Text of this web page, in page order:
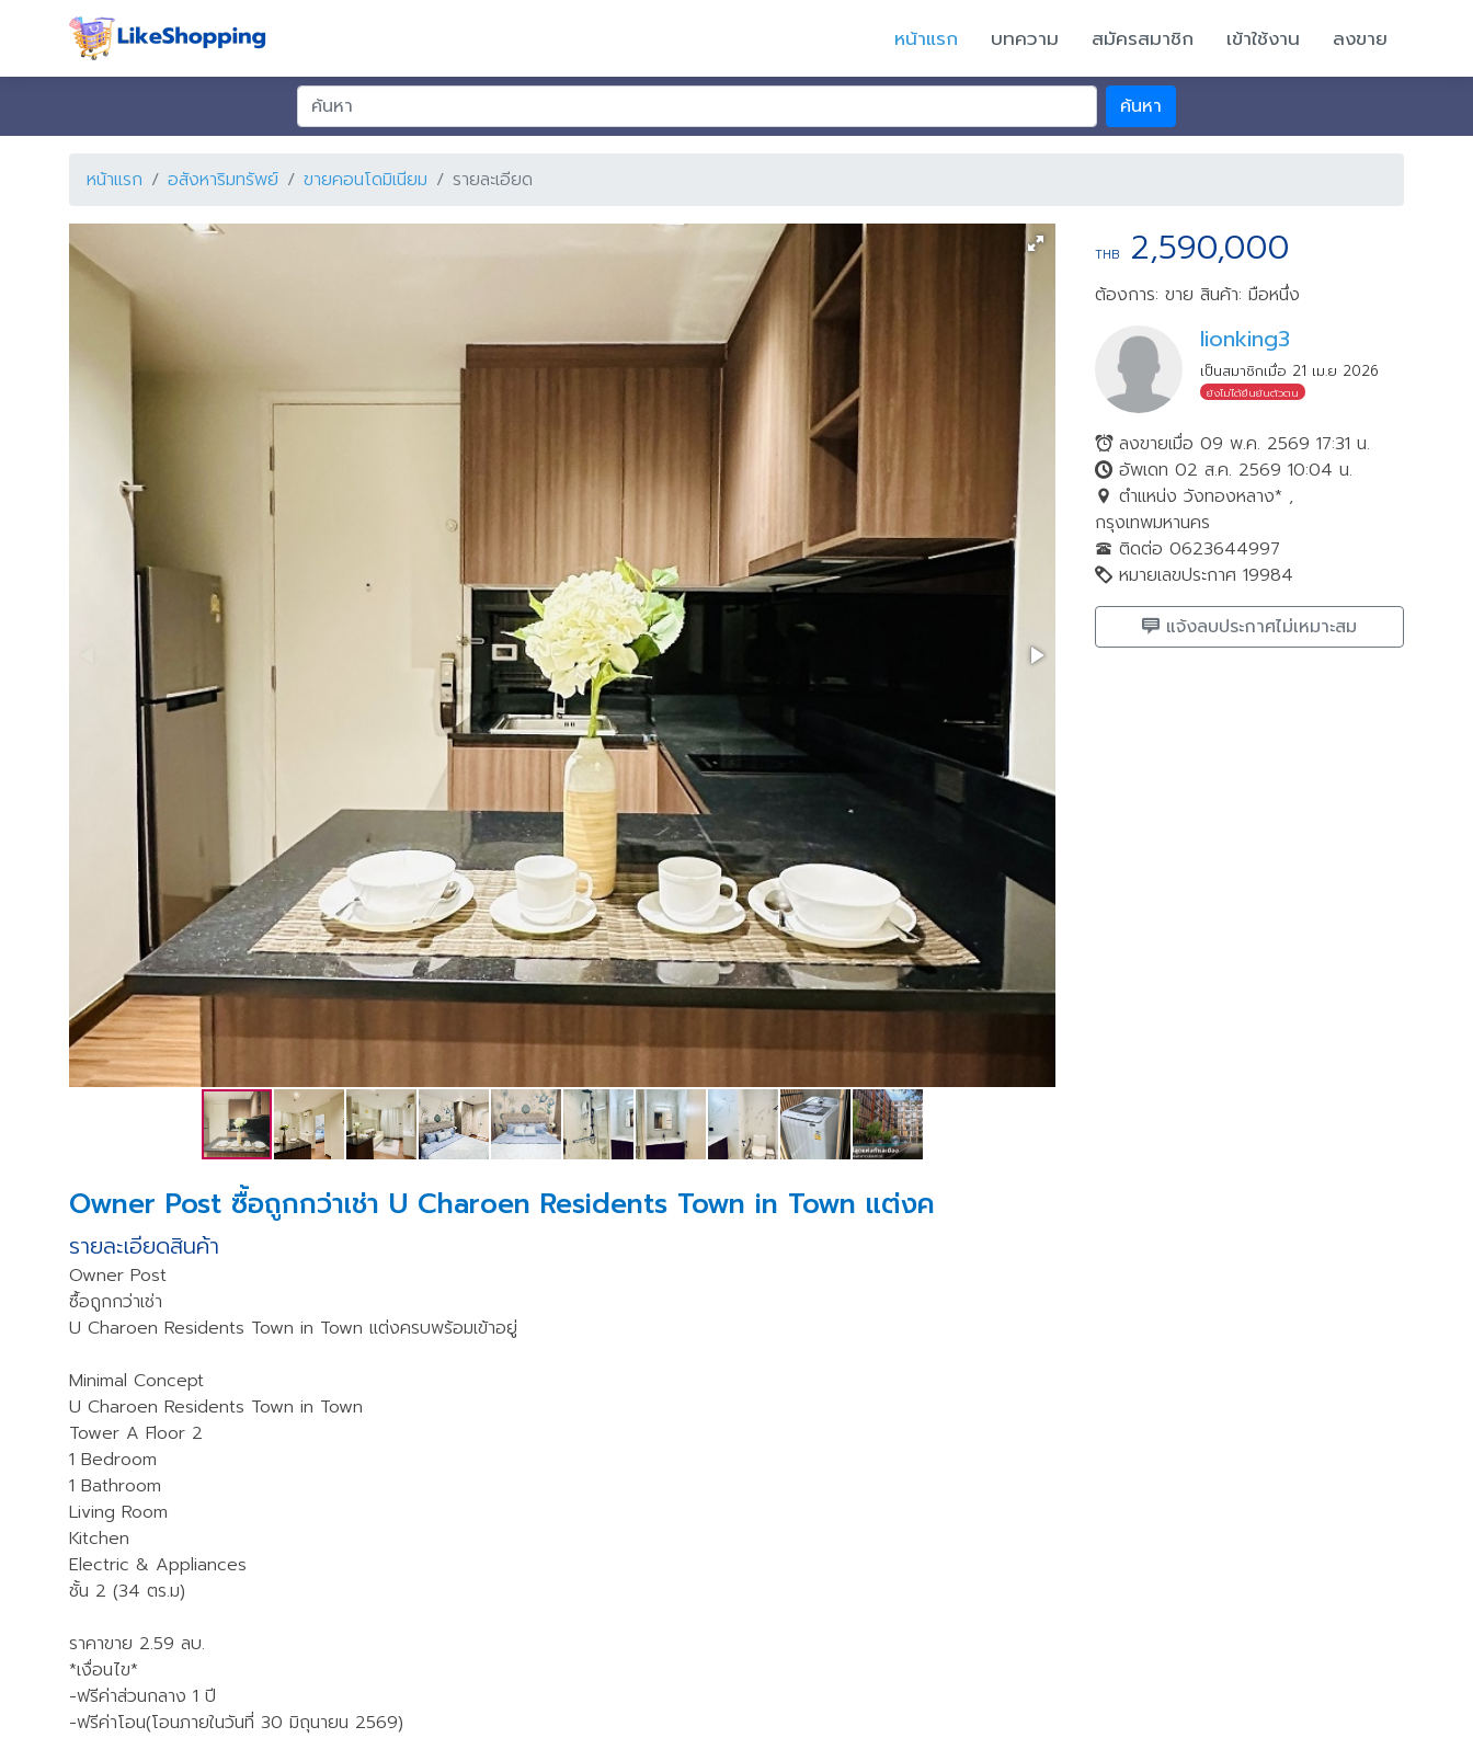
หน้าแรก บทความ สมัครสมาชิก เข้าใช้งาน ลงขาย
ค้นหา
หน้าแรก อสังหาริมทรัพย์ ขายคอนโดมิเนียม รายละเอียด
Owner Post ซื้อถูกกว่าเช่า U Charoen Residents Town in Town แต่งค
รายละเอียดสินค้า
Owner Post
ซื้อถูกกว่าเช่า
U Charoen Residents Town in Town แต่งครบพร้อมเข้าอยู่
Minimal Concept
U Charoen Residents Town in Town
Tower A Floor 2
1 Bedroom
1 Bathroom
Living Room
Kitchen
Electric & Appliances
ชั้น 2 (34 ตร.ม)
ราคาขาย 2.59 ลบ.
*เงื่อนไข*
-ฟรีค่าส่วนกลาง 1 ปี
-ฟรีค่าโอน(โอนภายในวันที่ 30 มิถุนายน 2569)
THB 2,590,000
ต้องการ: ขาย สินค้า: มือหนึ่ง
lionking3
เป็นสมาชิกเมื่อ 21 เม.ย 2026
ยังไม่ได้ยืนยันตัวตน
ลงขายเมื่อ 09 พ.ค. 2569 17:31 น.
อัพเดท 02 ส.ค. 2569 10:04 น.
ตำแหน่ง วังทองหลาง* ,
กรุงเทพมหานคร
ติดต่อ 0623644997
หมายเลขประกาศ 19984
แจ้งลบประกาศไม่เหมาะสม